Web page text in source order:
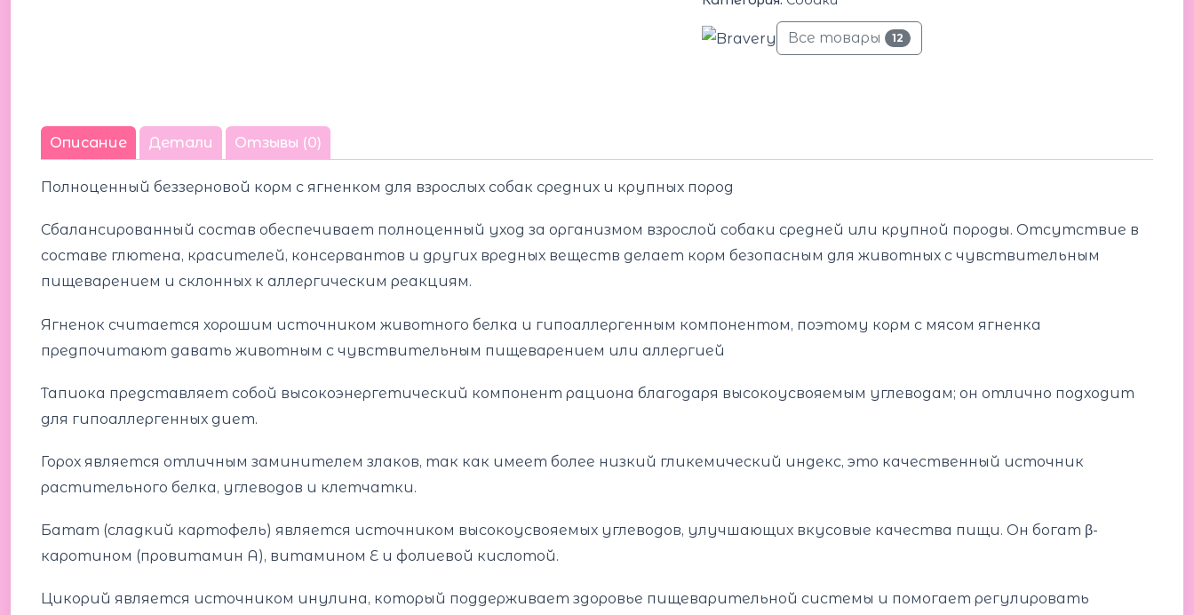
Все товары 12
Описание Детали Отзывы (0)
Полноценный беззерновой корм с ягненком для взрослых собак средних и крупных пород
Сбалансированный состав обеспечивает полноценный уход за организмом взрослой собаки средней или крупной породы. Отсутствие в
составе глютена, красителей, консервантов и других вредных веществ делает корм безопасным для животных с чувствительным
пищеварением и склонных к аллергическим реакциям.
Ягненок считается хорошим источником животного белка и гипоаллергенным компонентом, поэтому корм с мясом ягненка
предпочитают давать животным с чувствительным пищеварением или аллергией
Тапиока представляет собой высокоэнергетический компонент рациона благодаря высокоусвояемым углеводам; он отлично подходит
для гипоаллергенных диет.
Горох является отличным заминителем злаков, так как имеет более низкий гликемический индекс, это качественный источник
растительного белка, углеводов и клетчатки.
Батат (сладкий картофель) является источником высокоусвояемых углеводов, улучшающих вкусовые качества пищи. Он богат β-
каротином (провитамин А), витамином Е и фолиевой кислотой.
Цикорий является источником инулина, который поддерживает здоровье пищеварительной системы и помогает регулировать